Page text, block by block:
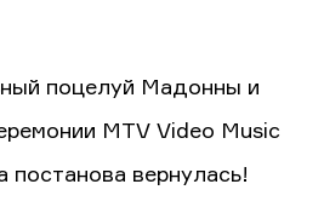
поцелуй Мадонны и
MTV Video Music
постанова вернулась!